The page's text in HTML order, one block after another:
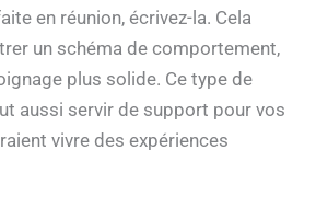
en réunion, écrivez-la. Cela
un schéma de comportement,
plus solide. Ce type de
aussi servir de support pour vos
vivre des expériences